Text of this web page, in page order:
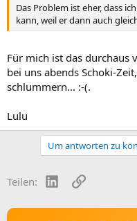
Das Problem ist eher, dass
kann, weil er dann auch
Für mich ist das durchaus
bei uns abends Schoki-
schlummern... :-(.
Lulu
Um antworten zu
Teilen: LinkedInLink